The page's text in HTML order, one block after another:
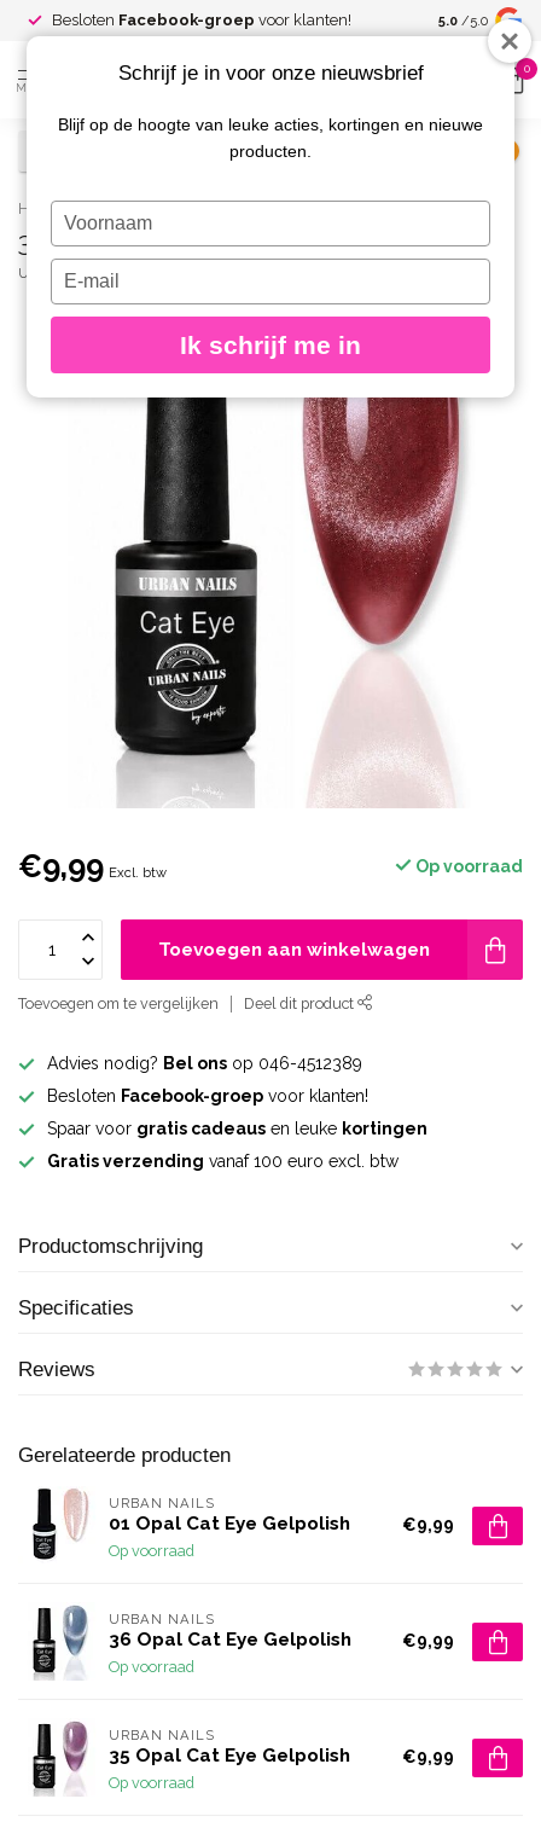
Besloten Facebook-groep voor klanten! Spaar voor
kortingen
5.0 /5.0
MENU
0
Home / 32 Opal Cat Eye Gelpolish
32 Opal Cat Eye Gelpolish
URBAN NAILS
€9,99 Excl. btw Op voorraad
Toevoegen aan winkelwagen
Toevoegen om te vergelijken Deel dit product
Advies nodig? Bel ons op 046-4512389
Besloten Facebook-groep voor klanten!
Spaar voor gratis cadeaus en leuke kortingen
Gratis verzending vanaf 100 euro excl. btw
Productomschrijving
Specificaties
Reviews
Gerelateerde producten
URBAN NAILS
01 Opal Cat Eye Gelpolish
Op voorraad
€9,99
URBAN NAILS
36 Opal Cat Eye Gelpolish
Op voorraad
€9,99
URBAN NAILS
35 Opal Cat Eye Gelpolish
Op voorraad
€9,99
Schrijf je in voor onze nieuwsbrief
Blijf op de hoogte van leuke acties, kortingen en nieuwe
producten.
Typ
je
naam
Typ
je
e-
in
Ik schrijf me in